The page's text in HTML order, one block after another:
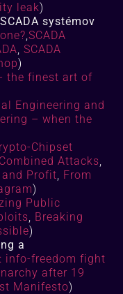
leak)
systémov
,SCADA
,SCADA
)
the finest art of
Engineering and
– when the
Chipset
Attacks
Profit From
)
Public
Breaking
)
a
info-freedom fight
after 19
Manifesto)